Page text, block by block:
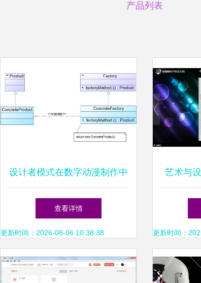
产品列表
设计者模式在数字动漫制作中
的创新应用
查看详情
更新时间：2026-08-06 10:38:38
艺术与
子杂志
更新时间：